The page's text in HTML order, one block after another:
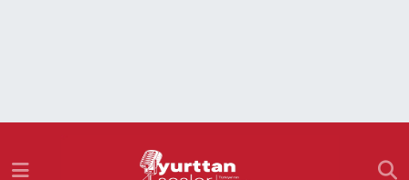
Namaz Vakitleri